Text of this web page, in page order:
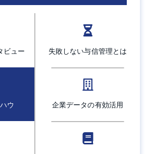
ビュー 失敗しない与信管理とは
ウ 企業データの有効活用